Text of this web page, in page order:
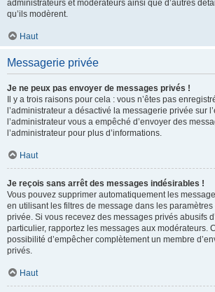
administrateurs et modérateurs ainsi que d’autres
qu’ils modèrent.
Haut
Messagerie privée
Je ne peux pas envoyer de messages privés !
Il y a trois raisons pour cela : vous n’êtes pas
l’administrateur a désactivé la messagerie privée sur
l’administrateur vous a empêché d’envoyer des
l’administrateur pour plus d’informations.
Haut
Je reçois sans arrêt des messages indésirables !
Vous pouvez supprimer automatiquement les
en utilisant les filtres de message dans les
privée. Si vous recevez des messages privés abusifs
particulier, rapportez les messages aux modérateurs.
possibilité d’empêcher complètement un membre
privés.
Haut